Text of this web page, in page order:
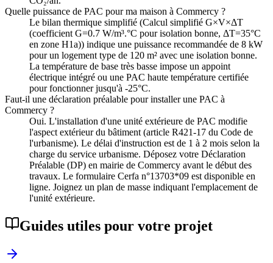
Quelle puissance de PAC pour ma maison à Commercy ?
Le bilan thermique simplifié (Calcul simplifié G×V×ΔT
(coefficient G=0.7 W/m³.°C pour isolation bonne, ΔT=35°C
en zone H1a)) indique une puissance recommandée de 8 kW
pour un logement type de 120 m² avec une isolation bonne.
La température de base très basse impose un appoint
électrique intégré ou une PAC haute température certifiée
pour fonctionner jusqu'à -25°C.
Faut-il une déclaration préalable pour installer une PAC à
Commercy ?
Oui. L'installation d'une unité extérieure de PAC modifie
l'aspect extérieur du bâtiment (article R421-17 du Code de
l'urbanisme). Le délai d'instruction est de 1 à 2 mois selon la
charge du service urbanisme. Déposez votre Déclaration
Préalable (DP) en mairie de Commercy avant le début des
travaux. Le formulaire Cerfa n°13703*09 est disponible en
ligne. Joignez un plan de masse indiquant l'emplacement de
l'unité extérieure.
Guides utiles pour votre projet